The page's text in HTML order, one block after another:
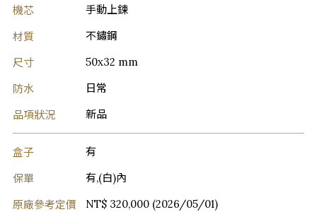
機芯 手動上鍊
材質 不鏽鋼
尺寸 50x32 mm
防水 日常
品項狀況 新品
盒子 有
保單 有,(白)內
原廠參考定價 NT$ 320,000 (2026/05/01)